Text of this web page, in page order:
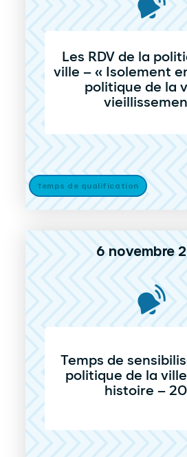
Les RDV de la
ville – « Isolement
politique de la
Temps de qualification
6 novembre
Temps de
politique de la
histoire –